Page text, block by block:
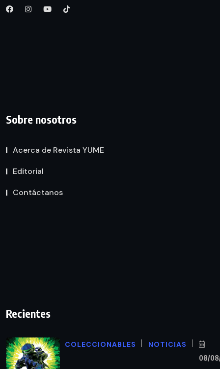
Sobre nosotros
Acerca de Revista YUME
Editorial
Contáctanos
Recientes
COLECCIONABLES NOTICIAS
08/